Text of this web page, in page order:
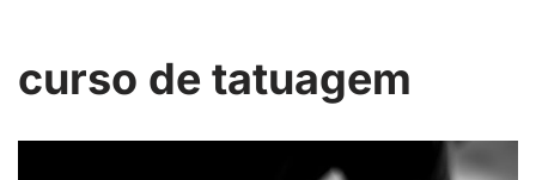
curso de tatuagem